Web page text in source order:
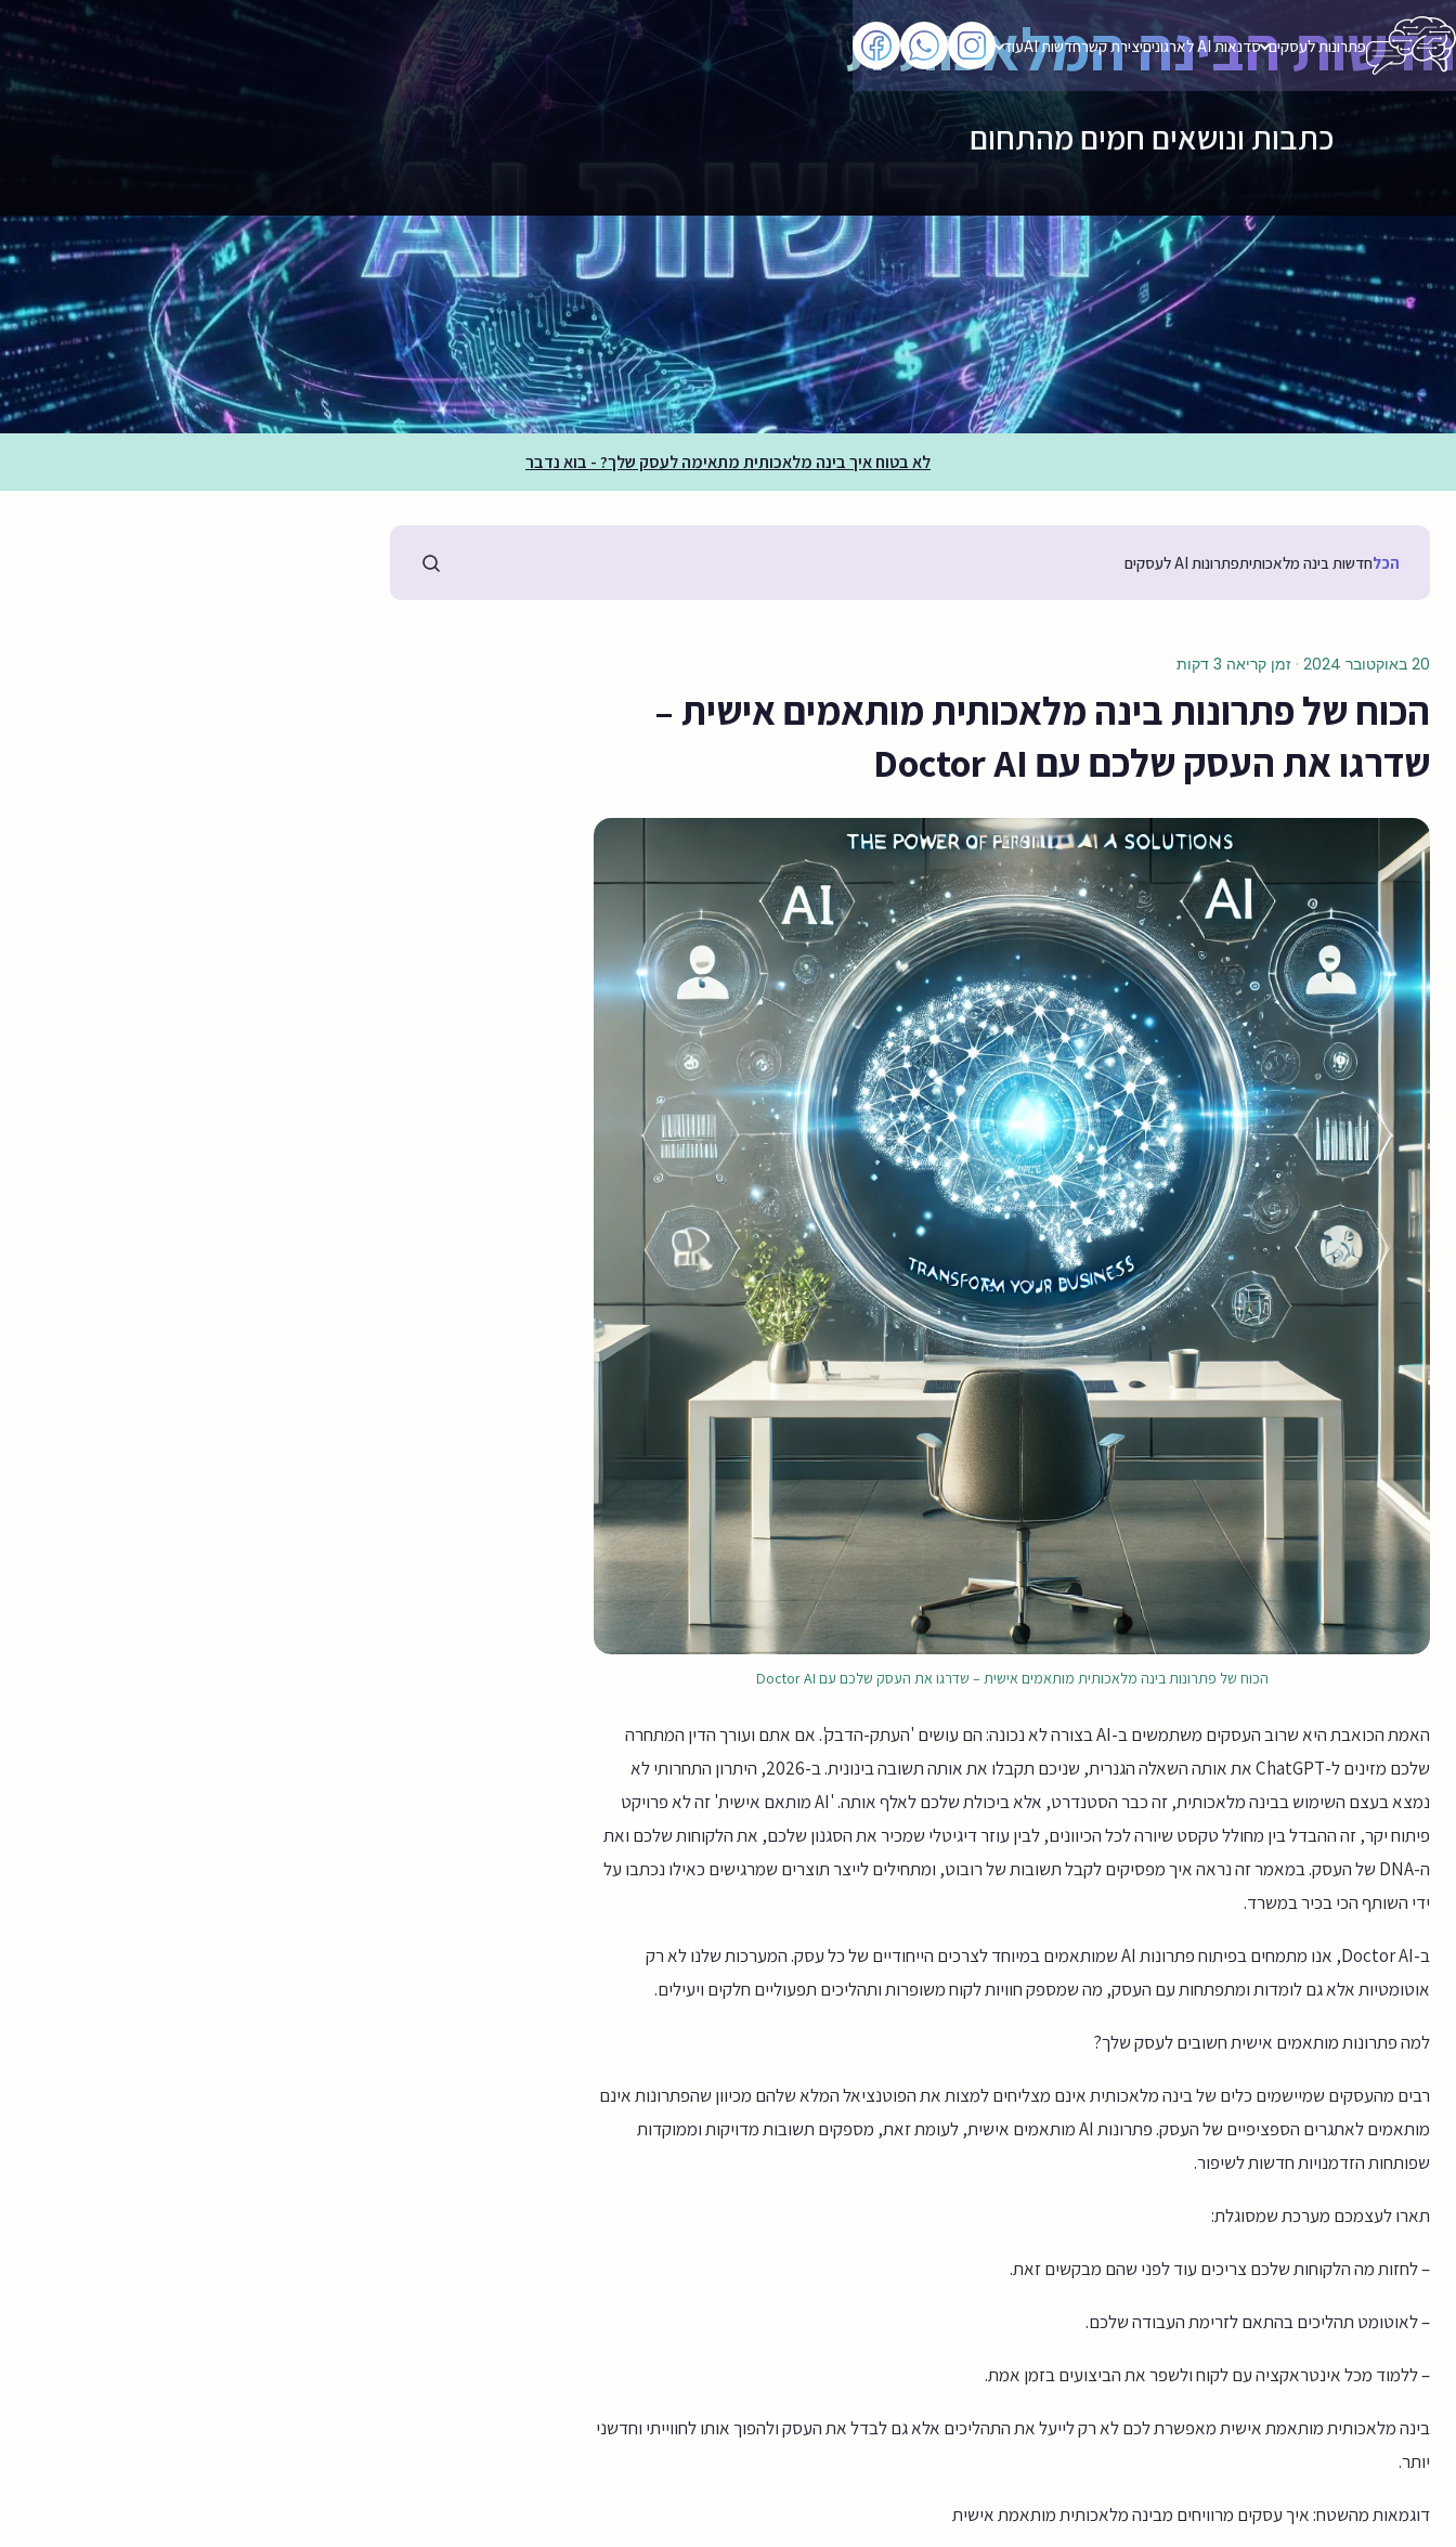
פתרונות לעסקים סדנאות AI לארגונים יצירת קשרחדשות AI עוד
חדשות הבינה המלאכותית
כתבות ונושאים חמים מהתחום
לא בטוח איך בינה מלאכותית מתאימה לעסק שלך? - בוא נדבר
הכלחדשות בינה מלאכותיתפתרונות AI לעסקים
20 באוקטובר 2024 · זמן קריאה 3 דקות
הכוח של פתרונות בינה מלאכותית מותאמים אישית –
שדרגו את העסק שלכם עם Doctor AI
הכוח של פתרונות בינה מלאכותית מותאמים אישית – שדרגו את העסק שלכם עם Doctor AI
האמת הכואבת היא שרוב העסקים משתמשים ב-AI בצורה לא נכונה: הם עושים 'העתק-הדבק'. אם אתם ועורך הדין המתחרה
שלכם מזינים ל-ChatGPT את אותה השאלה הגנרית, שניכם תקבלו את אותה תשובה בינונית. ב-2026, היתרון התחרותי לא
נמצא בעצם השימוש בבינה מלאכותית, זה כבר הסטנדרט, אלא ביכולת שלכם לאלף אותה. 'AI מותאם אישית' זה לא פרויקט
פיתוח יקר, זה ההבדל בין מחולל טקסט שיורה לכל הכיוונים, לבין עוזר דיגיטלי שמכיר את הסגנון שלכם, את הלקוחות שלכם ואת
ה-DNA של העסק. במאמר זה נראה איך מפסיקים לקבל תשובות של רובוט, ומתחילים לייצר תוצרים שמרגישים כאילו נכתבו על
ידי השותף הכי בכיר במשרד.
ב-Doctor AI, אנו מתמחים בפיתוח פתרונות AI שמותאמים במיוחד לצרכים הייחודיים של כל עסק. המערכות שלנו לא רק
אוטומטיות אלא גם לומדות ומתפתחות עם העסק, מה שמספק חוויות לקוח משופרות ותהליכים תפעוליים חלקים ויעילים.
למה פתרונות מותאמים אישית חשובים לעסק שלך?
רבים מהעסקים שמיישמים כלים של בינה מלאכותית אינם מצליחים למצות את הפוטנציאל המלא שלהם מכיוון שהפתרונות אינם
מותאמים לאתגרים הספציפיים של העסק. פתרונות AI מותאמים אישית, לעומת זאת, מספקים תשובות מדויקות וממוקדות
שפותחות הזדמנויות חדשות לשיפור.
תארו לעצמכם מערכת שמסוגלת:
– לחזות מה הלקוחות שלכם צריכים עוד לפני שהם מבקשים זאת.
– לאוטומט תהליכים בהתאם לזרימת העבודה שלכם.
– ללמוד מכל אינטראקציה עם לקוח ולשפר את הביצועים בזמן אמת.
בינה מלאכותית מותאמת אישית מאפשרת לכם לא רק לייעל את התהליכים אלא גם לבדל את העסק ולהפוך אותו לחווייתי וחדשני
יותר.
דוגמאות מהשטח: איך עסקים מרוויחים מבינה מלאכותית מותאמת אישית